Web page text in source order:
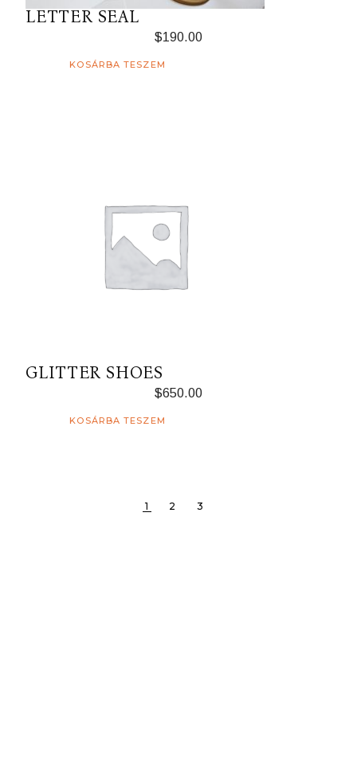
LETTER SEAL
$190.00
KOSÁRBA TESZEM
GLITTER SHOES
$650.00
KOSÁRBA TESZEM
1 2 3